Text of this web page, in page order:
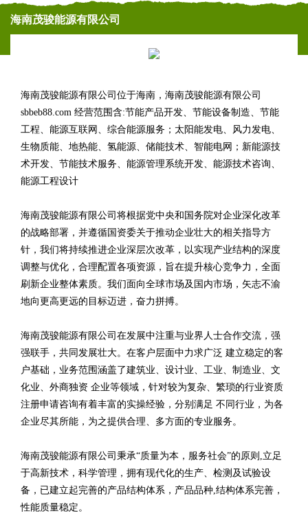
海南茂骏能源有限公司
海南茂骏能源有限公司位于海南，海南茂骏能源有限公司
sbbeb88.com 经营范围含:节能产品开发、节能设备制造、节能
工程、能源互联网、综合能源服务；太阳能发电、风力发电、
生物质能、地热能、氢能源、储能技术、智能电网；新能源技
术开发、节能技术服务、能源管理系统开发、能源技术咨询、
能源工程设计
海南茂骏能源有限公司将根据党中央和国务院对企业深化改革
的战略部署，并遵循国资委关于推动企业壮大的相关指导方
针，我们将持续推进企业深层次改革，以实现产业结构的深度
调整与优化，合理配置各项资源，旨在提升核心竞争力，全面
刷新企业整体素质。我们面向全球市场及国内市场，矢志不渝
地向更高更远的目标迈进，奋力拼搏。
海南茂骏能源有限公司在发展中注重与业界人士合作交流，强
强联手，共同发展壮大。在客户层面中力求广泛 建立稳定的客
户基础，业务范围涵盖了建筑业、设计业、工业、制造业、文
化业、外商独资 企业等领域，针对较为复杂、繁琐的行业资质
注册申请咨询有着丰富的实操经验，分别满足 不同行业，为各
企业尽其所能，为之提供合理、多方面的专业服务。
海南茂骏能源有限公司秉承“质量为本，服务社会”的原则,立足
于高新技术，科学管理，拥有现代化的生产、检测及试验设
备，已建立起完善的产品结构体系，产品品种,结构体系完善，
性能质量稳定。